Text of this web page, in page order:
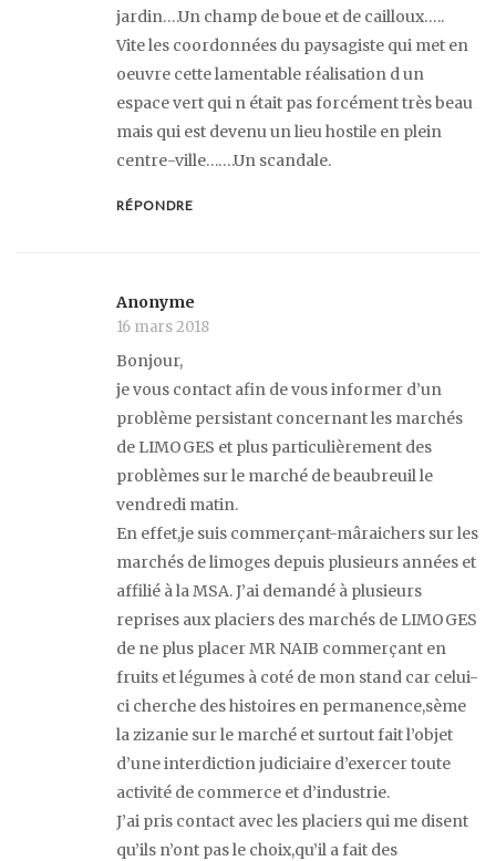
jardin….Un champ de boue et de cailloux…..
Vite les coordonnées du paysagiste qui met en
oeuvre cette lamentable réalisation d un
espace vert qui n était pas forcément très beau
mais qui est devenu un lieu hostile en plein
centre-ville…….Un scandale.
RÉPONDRE
Anonyme
16 mars 2018
Bonjour,
je vous contact afin de vous informer d’un
problème persistant concernant les marchés
de LIMOGES et plus particulièrement des
problèmes sur le marché de beaubreuil le
vendredi matin.
En effet,je suis commerçant-mâraichers sur les
marchés de limoges depuis plusieurs années et
affilié à la MSA. J’ai demandé à plusieurs
reprises aux placiers des marchés de LIMOGES
de ne plus placer MR NAIB commerçant en
fruits et légumes à coté de mon stand car celui-
ci cherche des histoires en permanence,sème
la zizanie sur le marché et surtout fait l’objet
d’une interdiction judiciaire d’exercer toute
activité de commerce et d’industrie.
J’ai pris contact avec les placiers qui me disent
qu’ils n’ont pas le choix,qu’il a fait des